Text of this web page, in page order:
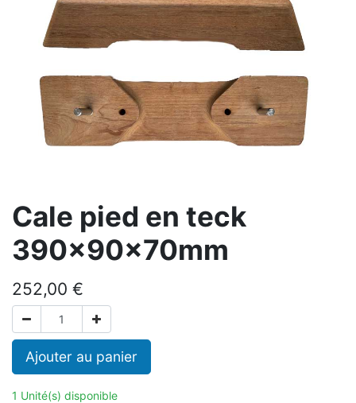
Cale pied en teck
390x90x70mm
252,00 €
Ajouter au panier
1 Unité(s) disponible